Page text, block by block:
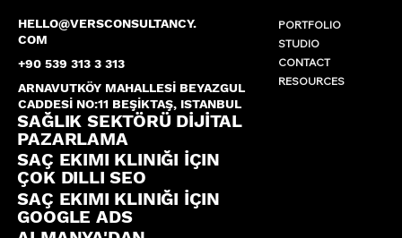
HELLO@VERSCONSULTANCY.
COM
+90 539 313 3 313
ARNAVUTKÖY MAHALLESİ BEYAZGUL
CADDESİ NO:11 BEŞİKTAŞ, ISTANBUL
SAĞLIK SEKTÖRÜ DİJİTAL
PAZARLAMA
SAÇ EKIMI KLINIĞI İÇIN
ÇOK DILLI SEO
SAÇ EKIMI KLINIĞI İÇIN
GOOGLE ADS
PORTFOLIO
STUDIO
CONTACT
RESOURCES